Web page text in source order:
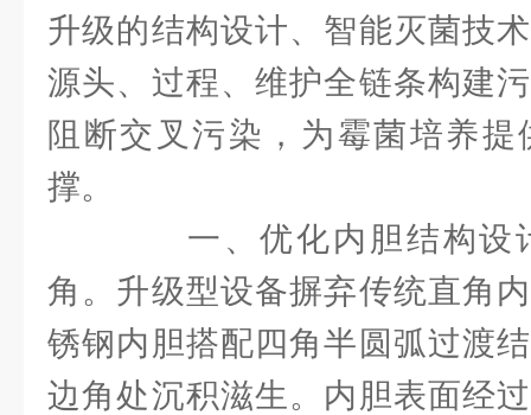
升级的结构设计、智能灭菌技
源头、过程、维护全链条构建
阻断交叉污染，为霉菌培养
撑。
一、优化内胆结构设
角。升级型设备摒弃传统直角
锈钢内胆搭配四角半圆弧过渡
边角处沉积滋生。内胆表面经